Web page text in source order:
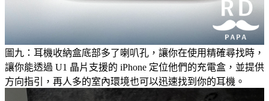
圖九：耳機收納盒底部多了喇叭孔，讓你在使用精確尋找時，
讓你能透過 U1 晶片支援的 iPhone 定位他們的充電盒，並提供
方向指引，再人多的室內環境也可以迅速找到你的耳機。